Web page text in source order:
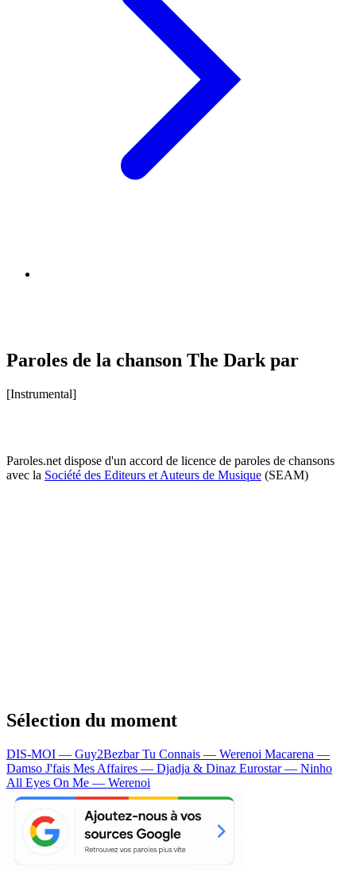
Paroles de la chanson The Dark par
[Instrumental]
Paroles.net dispose d'un accord de licence de paroles de chansons
avec la Société des Editeurs et Auteurs de Musique (SEAM)
Sélection du moment
DIS-MOI — Guy2BezbarTu Connais — Werenoi Macarena —
Damso J'fais Mes Affaires — Djadja & Dinaz Eurostar — Ninho
All Eyes On Me — Werenoi